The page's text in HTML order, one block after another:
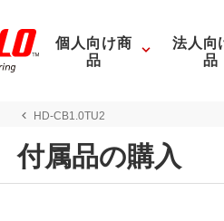
個人向け商
品
法人向
品
HD-CB1.0TU2
付属品の購入